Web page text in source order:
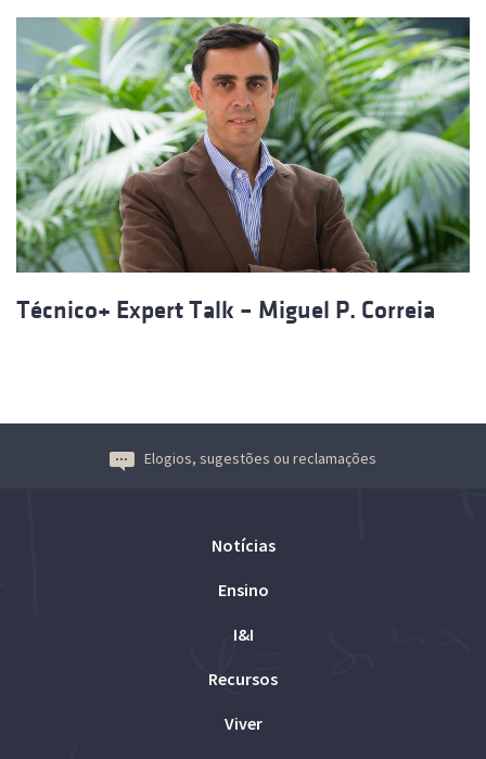
Técnico+ Expert Talk – Miguel P. Correia
Elogios, sugestões ou reclamações
Notícias
Ensino
I&I
Recursos
Viver